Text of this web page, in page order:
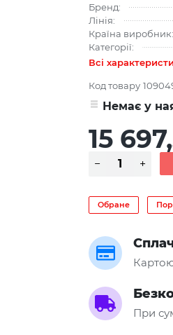
Бренд:
Лінія:
Країна виробник:
Категорії:
Всі
Код товару
Немає у
15
Обране
При